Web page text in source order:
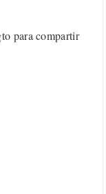
para compartir